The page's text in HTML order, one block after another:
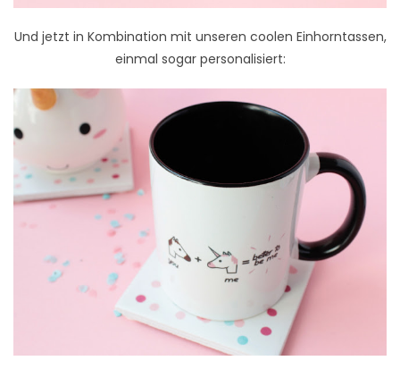
Und jetzt in Kombination mit unseren coolen Einhorntassen,
einmal sogar personalisiert: